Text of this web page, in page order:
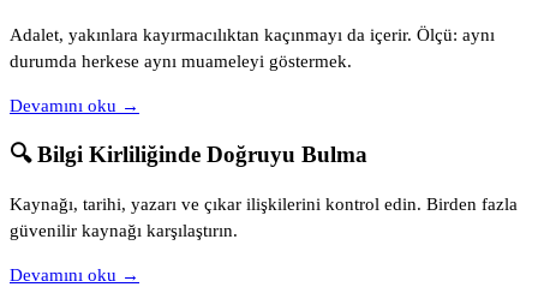
Adalet, yakınlara kayırmacılıktan kaçınmayı da içerir. Ölçü: aynı
durumda herkese aynı muameleyi göstermek.
Devamını oku →
🔍 Bilgi Kirliliğinde Doğruyu Bulma
Kaynağı, tarihi, yazarı ve çıkar ilişkilerini kontrol edin. Birden fazla
güvenilir kaynağı karşılaştırın.
Devamını oku →